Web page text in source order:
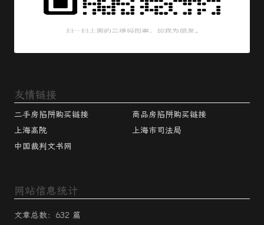
友情链接
二手房陷阱购买链接
商品房陷阱购买链接
上海高院
上海市司法局
中国裁判文书网
网站信息统计
文章总数：632 篇